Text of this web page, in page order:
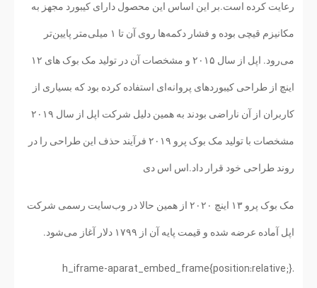
رعایت کرده است.بر این اساس این محصول دارای کیبورد مجهز به
مکانیزم قیچی بوده و فشار دکمه‌ها روی آن تا ۱ میلی‌متر پایین‌تر
می‌رود. اپل از سال ۲۰۱۵ و مشخصات آن در تولید مک بوک های ۱۲
اینچ از طراحی کیبوردهای پروانه‌ای استفاده کرده بود که بسیاری از
کاربران از آن ناراضی بودند به همین دلیل شرکت اپل از سال ۲۰۱۹
مشخصات با تولید مک بوک پرو ۲۰۱۹ فرآیند حذف این طراحی را در
روند طراحی خود قرار داد.اس اس دی
مک بوک پرو ۱۳ اینچ ۲۰۲۰ از همین حالا در وب‌سایت رسمی شرکت
اپل آماده عرضه شده و قیمت پایه آن از ۱۷۹۹ دلار آغاز می‌شود.
.h_iframe-aparat_embed_frame{position:relative;}